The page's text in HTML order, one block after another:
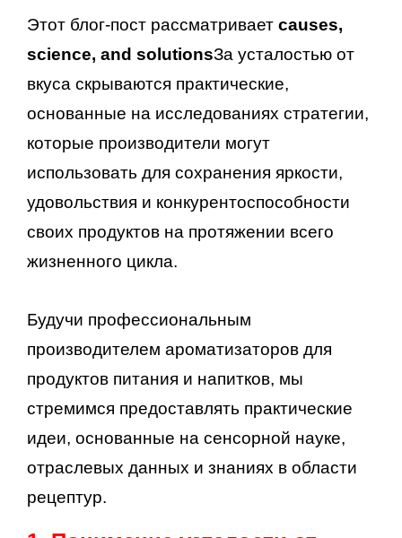
Этот блог-пост рассматривает causes,
science, and solutionsЗа усталостью от
вкуса скрываются практические,
основанные на исследованиях стратегии,
которые производители могут
использовать для сохранения яркости,
удовольствия и конкурентоспособности
своих продуктов на протяжении всего
жизненного цикла.
Будучи профессиональным
производителем ароматизаторов для
продуктов питания и напитков, мы
стремимся предоставлять практические
идеи, основанные на сенсорной науке,
отраслевых данных и знаниях в области
рецептур.